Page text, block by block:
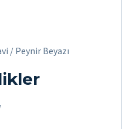
/ Peynir Beyazı